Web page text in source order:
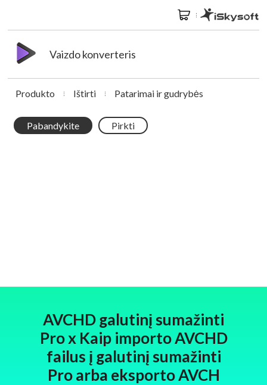
Vaizdo konverteris
Produkto Ištirti Patarimai ir gudrybės
Pabandykite Pirkti
AVCHD galutinį sumažinti
Pro x Kaip importo AVCHD
failus į galutinį sumažinti
Pro arba eksporto AVCH